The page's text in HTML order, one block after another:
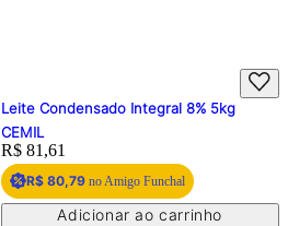
Leite Condensado Integral 8% 5kg
CEMIL
Price:
R$ 81,61
R$ 80,79no Amigo Funchal
Adicionar ao carrinho